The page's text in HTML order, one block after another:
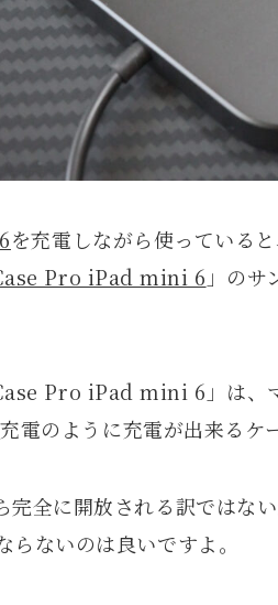
を充電しながら使っている
Pro iPad mini 6 」のサ
Pro iPad mini 6」は、
電のように充電が出来るケ
完全に開放される訳ではな
らないのは良いですよ。